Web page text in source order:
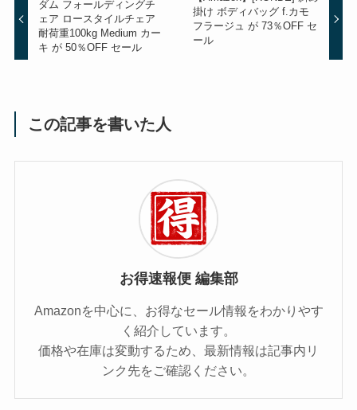
ダム フォールディングチ
ェア ロースタイルチェア
耐荷重100kg Medium カー
キ が 50％OFF セール
掛け ボディバッグ f.カモ
フラージュ が 73％OFF セ
ール
この記事を書いた人
お得速報便 編集部
Amazonを中心に、お得なセール情報をわかりやす
く紹介しています。
価格や在庫は変動するため、最新情報は記事内リ
ンク先をご確認ください。